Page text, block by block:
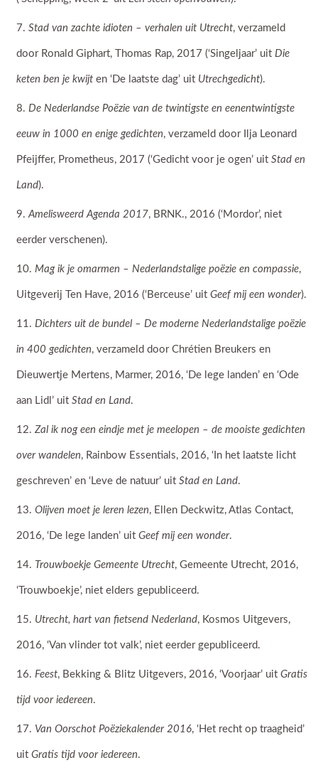
Stad van zachte idioten – verhalen uit Utrecht, verzameld
door Ronald Giphart, Thomas Rap, 2017 (‘Singeljaar’ uitDie
keten ben je kwijt en ‘De laatste dag’ uit Utrechgedicht).
De Nederlandse Poëzie van de twintigste en eenentwintigste
eeuw in 1000 en enige gedichten, verzameld door Ilja Leonard
Pfeijffer, Prometheus, 2017 (‘Gedicht voor je ogen’ uitStad en
Land).
Amelisweerd Agenda 2017, BRNK., 2016 (‘Mordor’, niet
eerder verschenen).
Mag ik je omarmen – Nederlandstalige poëzie en compassie,
Uitgeverij Ten Have, 2016 (‘Berceuse’ uitGeef mij een wonder).
Dichters uit de bundel – De moderne Nederlandstalige poëzie
in 400 gedichten, verzameld door Chrétien Breukers en
Dieuwertje Mertens, Marmer, 2016, ‘De lege landen’ en ‘Ode
aan Lidl’ uitStad en Land.
Zal ik nog een eindje met je meelopen – de mooiste gedichten
over wandelen, Rainbow Essentials, 2016, ‘In het laatste licht
geschreven’ en ‘Leve de natuur’ uitStad en Land.
Olijven moet je leren lezen, Ellen Deckwitz, Atlas Contact,
2016, ‘De lege landen’ uitGeef mij een wonder.
Trouwboekje Gemeente Utrecht, Gemeente Utrecht, 2016,
‘Trouwboekje’, niet elders gepubliceerd.
Utrecht, hart van fietsend Nederland, Kosmos Uitgevers,
2016, ‘Van vlinder tot valk’, niet eerder gepubliceerd.
Feest, Bekking & Blitz Uitgevers, 2016, ‘Voorjaar’ uitGratis
tijd voor iedereen.
Van Oorschot Poëziekalender 2016, ‘Het recht op traagheid’
uitGratis tijd voor iedereen.